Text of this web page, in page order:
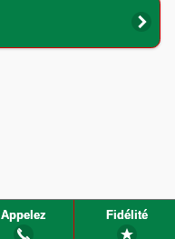
Appelez Fidélité